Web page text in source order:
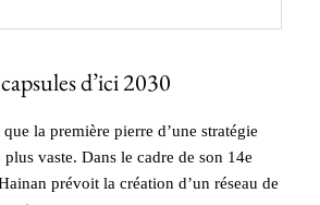
d’ici 2030
que la première pierre d’une stratégie
vaste. Dans le cadre de son 14e
prévoit la création d’un réseau de